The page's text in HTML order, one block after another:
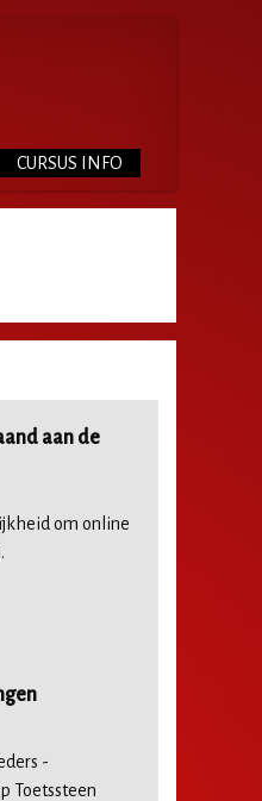
CURSUS INFO
aan de
om online
-
Toetssteen